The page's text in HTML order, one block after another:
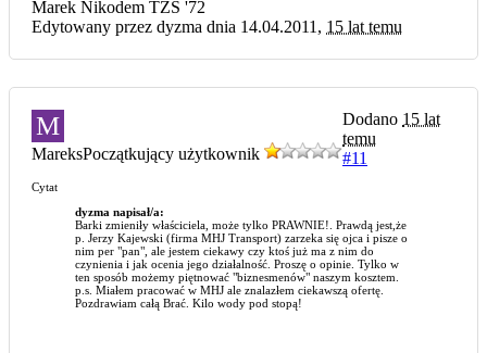
Marek Nikodem TŻŚ '72
Edytowany przez dyzma dnia 14.04.2011, 15 lat temu
M
MareksPoczątkujący użytkownik
Dodano 15 lat
temu
#11
Cytat
dyzma napisał/a:
Barki zmieniły właściciela, może tylko PRAWNIE!. Prawdą jest,że
p. Jerzy Kajewski (firma MHJ Transport) zarzeka się ojca i pisze o
nim per "pan", ale jestem ciekawy czy ktoś już ma z nim do
czynienia i jak ocenia jego działalność. Proszę o opinie. Tylko w
ten sposób możemy piętnować "biznesmenów" naszym kosztem.
p.s. Miałem pracować w MHJ ale znalazłem ciekawszą ofertę.
Pozdrawiam całą Brać. Kilo wody pod stopą!